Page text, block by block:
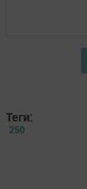
Теги:
250